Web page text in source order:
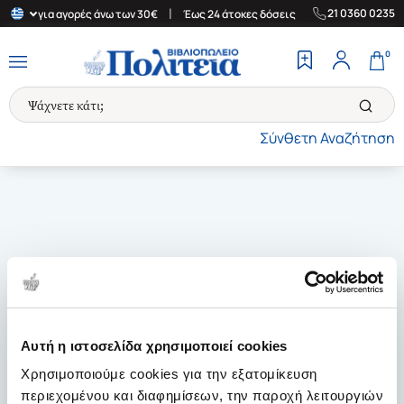
Αυτή η ιστοσελίδα χρησιμοποιεί cookies
Χρησιμοποιούμε cookies για την εξατομίκευση
περιεχομένου και διαφημίσεων, την παροχή λειτουργιών
για αγορές άνω των 30€ Έως 24 άτοκες δόσεις | Δωρεάν
21 0360 0235
Σύνθετη Αναζήτηση
0